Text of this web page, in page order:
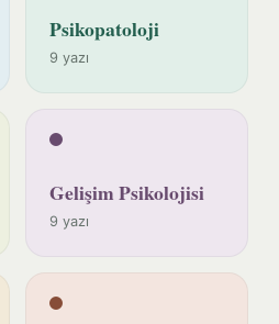
Psikopatoloji
9 yazı
Gelişim Psikolojisi
9 yazı